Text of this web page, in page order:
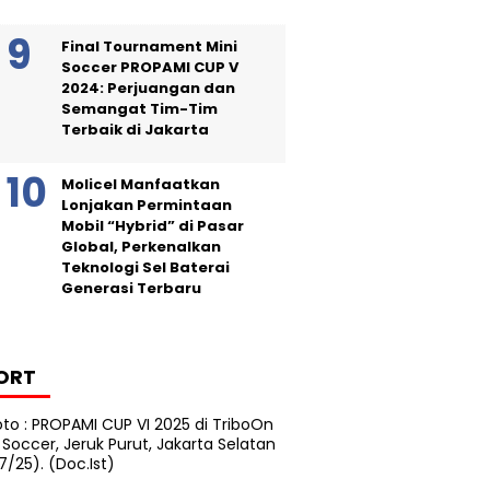
Final Tournament Mini
Soccer PROPAMI CUP V
2024: Perjuangan dan
Semangat Tim-Tim
Terbaik di Jakarta
Molicel Manfaatkan
Lonjakan Permintaan
Mobil “Hybrid” di Pasar
Global, Perkenalkan
Teknologi Sel Baterai
Generasi Terbaru